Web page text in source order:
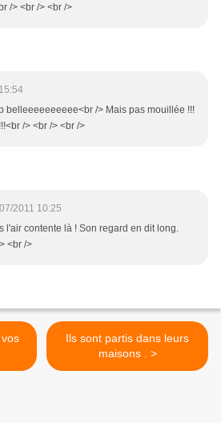
/> <br /> <br />
belleeeeeeeeee<br /> Mais pas mouillée !!!
/> <br /> <br />
2011 10:25
l'air contente là ! Son regard en dit long.
<br />
Ils sont partis dans leurs
maisons . >